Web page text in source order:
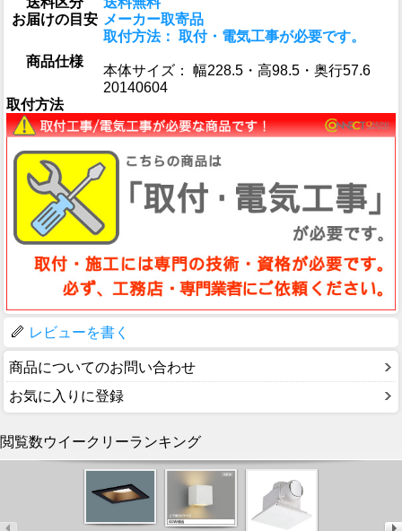
お届けの目安 メーカー取寄品
商品仕様
取付方法： 取付・電気工事が必要です。
本体サイズ： 幅228.5・高98.5・奥行57.6
20140604
取付方法
レビューを書く
商品についてのお問い合わせ
お気に入りに登録
閲覧数ウイークリーランキング